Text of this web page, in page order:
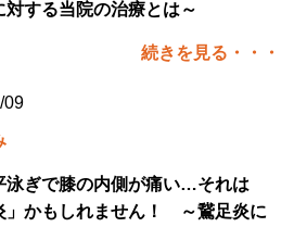
対する当院の治療とは～
続きを見る・・・
09
泳ぎで膝の内側が痛い…それは
」かもしれません！ ～鵞足炎に